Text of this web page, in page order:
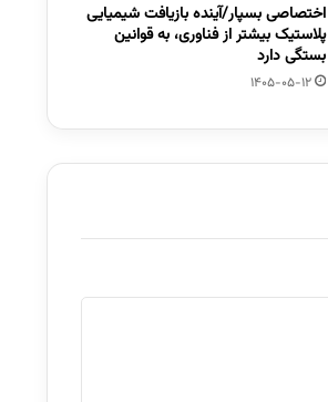
اختصاصی بسپار/آینده بازیافت شیمیایی
پلاستیک بیشتر از فناوری، به قوانین
بستگی دارد
1405-05-12